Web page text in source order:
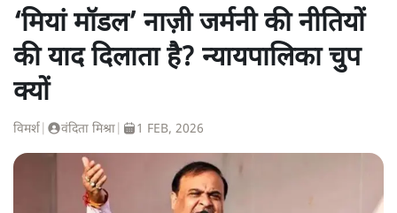
‘मियां मॉडल’ नाज़ी जर्मनी की नीतियों
की याद दिलाता है? न्यायपालिका चुप
क्यों
विमर्श वंदिता मिश्रा 1 FEB, 2026